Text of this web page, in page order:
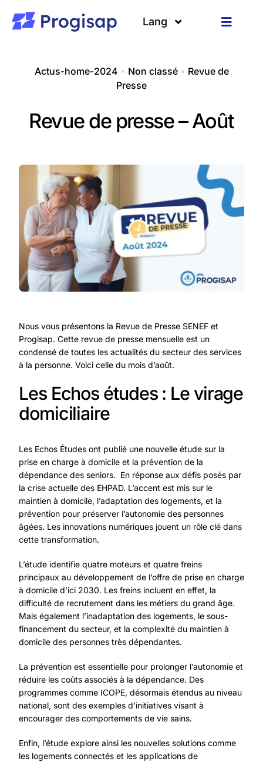
contenu
Toggle
Clients
Lang
Actus-home-2024 • Non classé• Revue de
Presse
Revue de presse – Août
Nous vous présentons la Revue de Presse SENEF et
Progisap. Cette revue de presse mensuelle est un
condensé de toutes les actualités du secteur des services
à la personne. Voici celle du mois d’août.
Les Echos études : Le virage
domiciliaire
Les Echos Études ont publié une nouvelle étude sur la
prise en charge à domicile et la prévention de la
dépendance des seniors. En réponse aux défis posés par
la crise actuelle des EHPAD. L’accent est mis sur le
maintien à domicile, l’adaptation des logements, et la
prévention pour préserver l’autonomie des personnes
âgées. Les innovations numériques jouent un rôle clé dans
cette transformation.
L’étude identifie quatre moteurs et quatre freins
principaux au développement de l’offre de prise en charge
à domicile d’ici 2030. Les freins incluent en effet, la
difficulté de recrutement dans les métiers du grand âge.
Mais également l’inadaptation des logements, le sous-
financement du secteur, et la complexité du maintien à
domicile des personnes très dépendantes.
La prévention est essentielle pour prolonger l’autonomie et
réduire les coûts associés à la dépendance. Des
programmes comme ICOPE, désormais étendus au niveau
national, sont des exemples d’initiatives visant à
encourager des comportements de vie sains.
Enfin, l’étude explore ainsi les nouvelles solutions comme
les logements connectés et les applications de